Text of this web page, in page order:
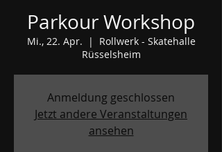
Parkour Workshop
Mi., 22. Apr.
  |
Rollwerk - Skatehalle
Rüsselsheim
Anmeldung geschlossen
Jetzt andere Veranstaltungen
ansehen